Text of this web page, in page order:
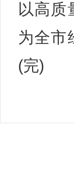
以高质
为全市
(完)